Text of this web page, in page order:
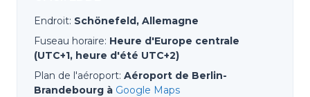
Endroit: Schönefeld, Allemagne
Fuseau horaire: Heure d'Europe centrale
(UTC+1, heure d'été UTC+2)
Plan de l'aéroport: Aéroport de Berlin-
Brandebourg à Google Maps